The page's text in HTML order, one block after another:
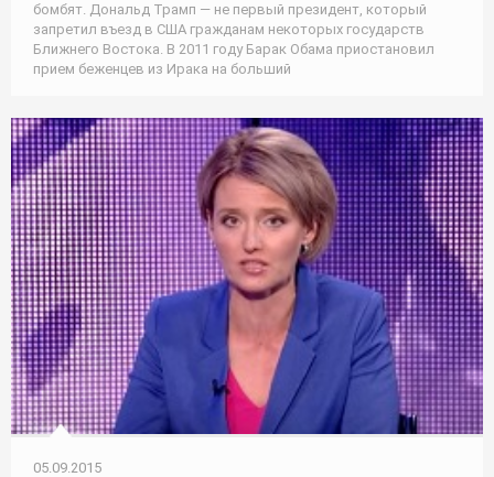
бомбят. Дональд Трамп — не первый президент, который
запретил въезд в США гражданам некоторых государств
Ближнего Востока. В 2011 году Барак Обама приостановил
прием беженцев из Ирака на больший
05.09.2015